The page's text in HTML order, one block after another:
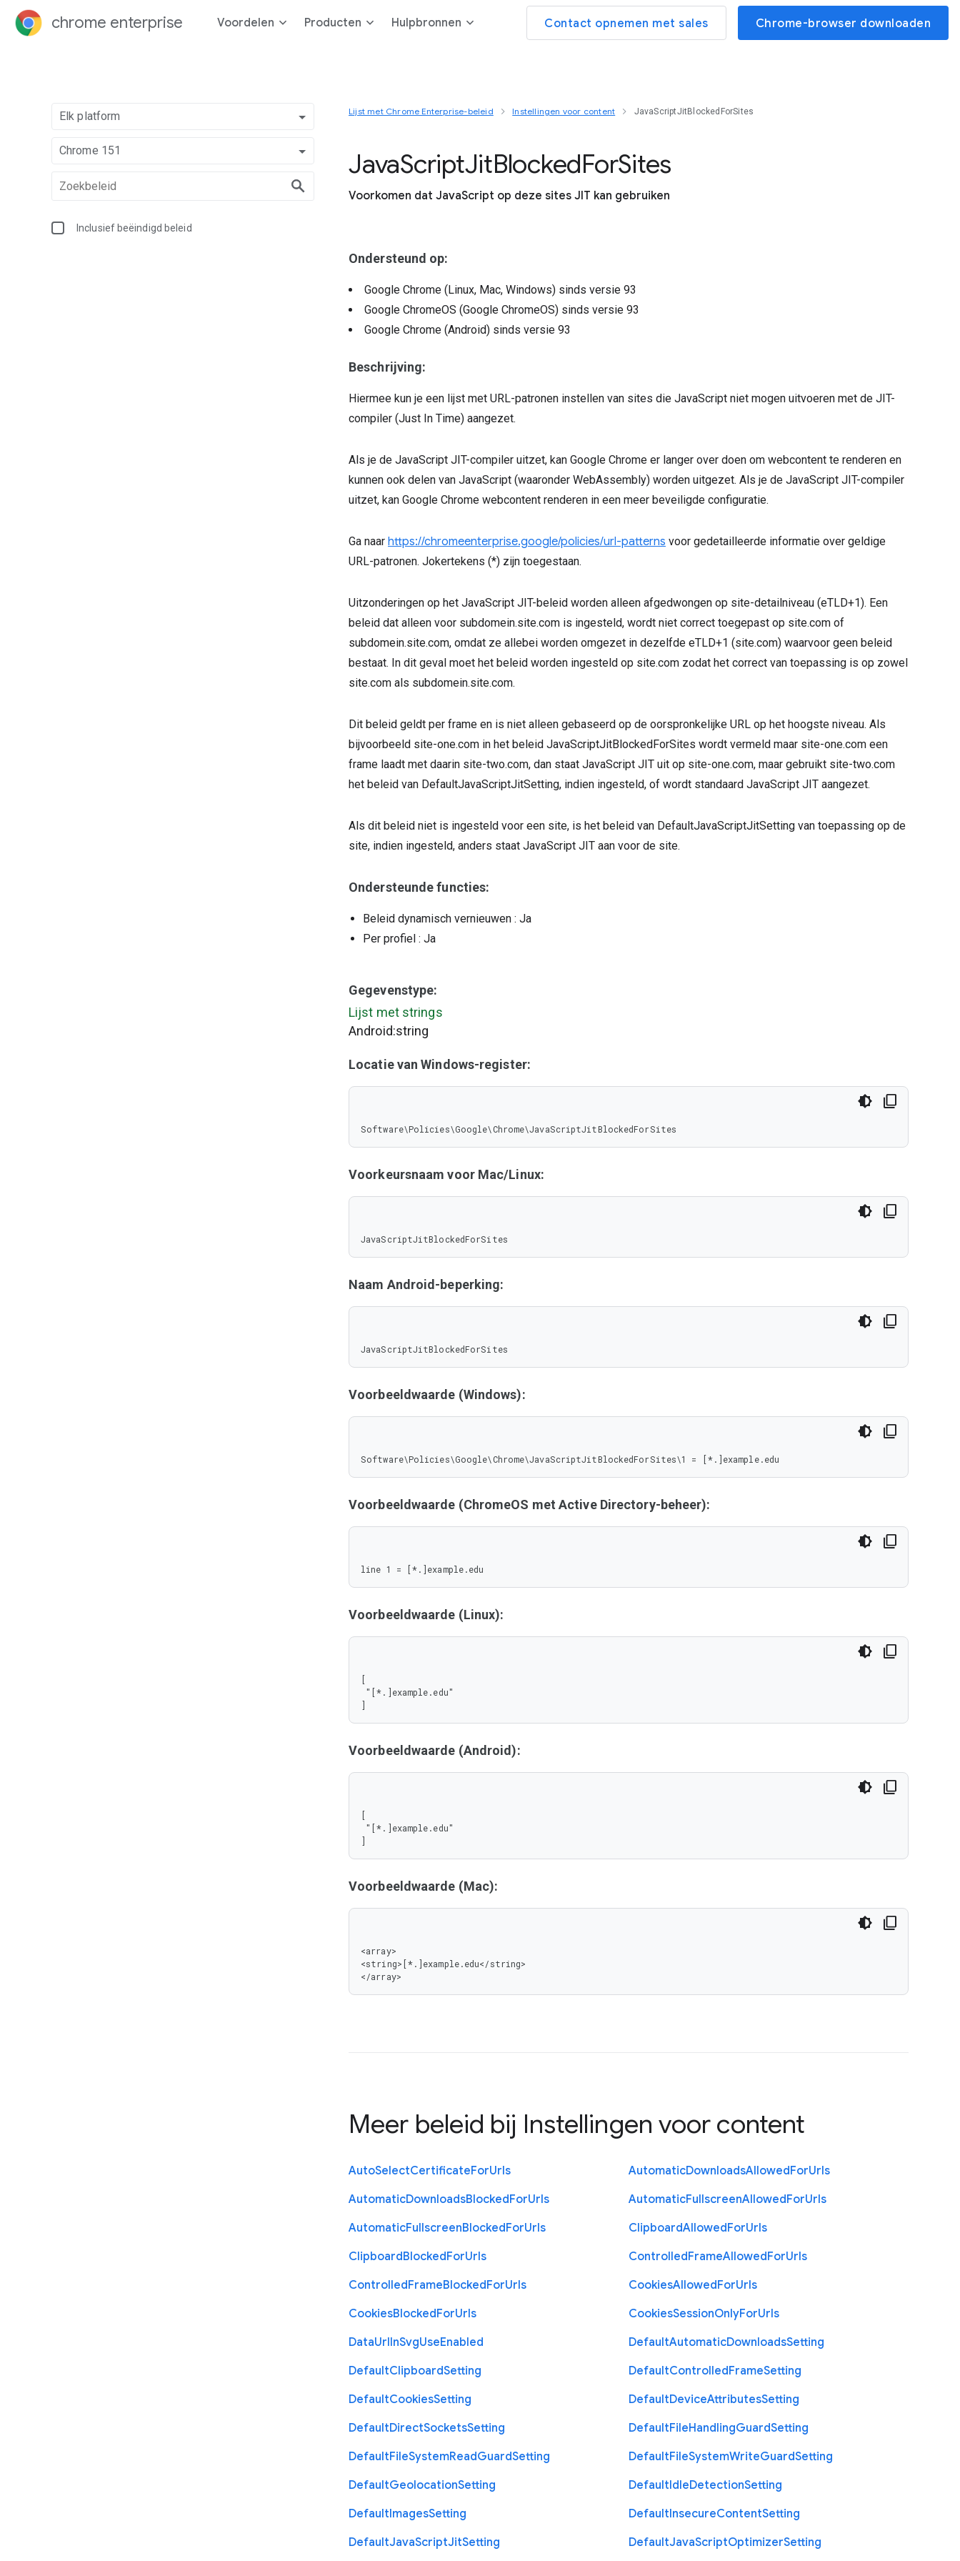
chrome enterprise Voordelen Producten Hulpbronnen Contact opnemen met sales Chrome-browser downloaden
Elk platform
Chrome 151
Inclusief beëindigd beleid
Lijst met Chrome Enterprise-beleid Instellingen voor content JavaScriptJitBlockedForSites
JavaScriptJitBlockedForSites
Voorkomen dat JavaScript op deze sites JIT kan gebruiken
Ondersteund op:
Google Chrome (Linux, Mac, Windows) sinds versie 93
Google ChromeOS (Google ChromeOS) sinds versie 93
Google Chrome (Android) sinds versie 93
Beschrijving:
Hiermee kun je een lijst met URL-patronen instellen van sites die JavaScript niet mogen uitvoeren met de JIT-
compiler (Just In Time) aangezet.
Als je de JavaScript JIT-compiler uitzet, kan Google Chrome er langer over doen om webcontent te renderen en
kunnen ook delen van JavaScript (waaronder WebAssembly) worden uitgezet. Als je de JavaScript JIT-compiler
uitzet, kan Google Chrome webcontent renderen in een meer beveiligde configuratie.
Ga naar https://chromeenterprise.google/policies/url-patterns voor gedetailleerde informatie over geldige
URL-patronen. Jokertekens (*) zijn toegestaan.
Uitzonderingen op het JavaScript JIT-beleid worden alleen afgedwongen op site-detailniveau (eTLD+1). Een
beleid dat alleen voor subdomein.site.com is ingesteld, wordt niet correct toegepast op site.com of
subdomein.site.com, omdat ze allebei worden omgezet in dezelfde eTLD+1 (site.com) waarvoor geen beleid
bestaat. In dit geval moet het beleid worden ingesteld op site.com zodat het correct van toepassing is op zowel
site.com als subdomein.site.com.
Dit beleid geldt per frame en is niet alleen gebaseerd op de oorspronkelijke URL op het hoogste niveau. Als
bijvoorbeeld site-one.com in het beleid JavaScriptJitBlockedForSites wordt vermeld maar site-one.com een
frame laadt met daarin site-two.com, dan staat JavaScript JIT uit op site-one.com, maar gebruikt site-two.com
het beleid van DefaultJavaScriptJitSetting, indien ingesteld, of wordt standaard JavaScript JIT aangezet.
Als dit beleid niet is ingesteld voor een site, is het beleid van DefaultJavaScriptJitSetting van toepassing op de
site, indien ingesteld, anders staat JavaScript JIT aan voor de site.
Ondersteunde functies:
Beleid dynamisch vernieuwen : Ja
Per profiel : Ja
Gegevenstype:
Lijst met strings
Android:string
Locatie van Windows-register:
Software\Policies\Google\Chrome\JavaScriptJitBlockedForSites
Voorkeursnaam voor Mac/Linux:
JavaScriptJitBlockedForSites
Naam Android-beperking:
JavaScriptJitBlockedForSites
Voorbeeldwaarde (Windows):
Software\Policies\Google\Chrome\JavaScriptJitBlockedForSites\1 = [*.]example.edu
Voorbeeldwaarde (ChromeOS met Active Directory-beheer):
line 1 = [*.]example.edu
Voorbeeldwaarde (Linux):
[
]
Voorbeeldwaarde (Android):
[
]
Voorbeeldwaarde (Mac):
<array>
<string>[*.]example.edu</string>
</array>
Meer beleid bij Instellingen voor content
AutoSelectCertificateForUrls AutomaticDownloadsAllowedForUrls
AutomaticDownloadsBlockedForUrls AutomaticFullscreenAllowedForUrls
AutomaticFullscreenBlockedForUrls ClipboardAllowedForUrls
ClipboardBlockedForUrls ControlledFrameAllowedForUrls
ControlledFrameBlockedForUrls CookiesAllowedForUrls
CookiesBlockedForUrls CookiesSessionOnlyForUrls
DataUrlInSvgUseEnabled DefaultAutomaticDownloadsSetting
DefaultClipboardSetting DefaultControlledFrameSetting
DefaultCookiesSetting DefaultDeviceAttributesSetting
DefaultDirectSocketsSetting DefaultFileHandlingGuardSetting
DefaultFileSystemReadGuardSetting DefaultFileSystemWriteGuardSetting
DefaultGeolocationSetting DefaultIdleDetectionSetting
DefaultImagesSetting DefaultInsecureContentSetting
DefaultJavaScriptJitSetting DefaultJavaScriptOptimizerSetting